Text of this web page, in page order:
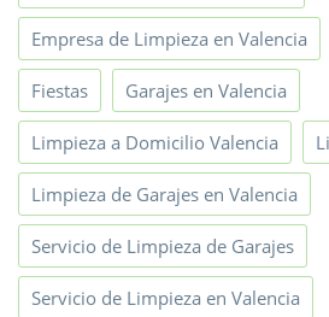
Empresa de Limpieza en Valencia
Fiestas Garajes en Valencia
Limpieza a Domicilio Valencia
Limpieza de Garajes en Valencia
Servicio de Limpieza de Garajes
Servicio de Limpieza en Valencia